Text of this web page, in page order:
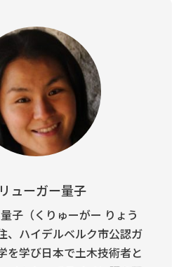
ューガー量子
子（くりゅーがー りょう
、ハイデルベルク市公認ガ
を学び日本で土木技術者と